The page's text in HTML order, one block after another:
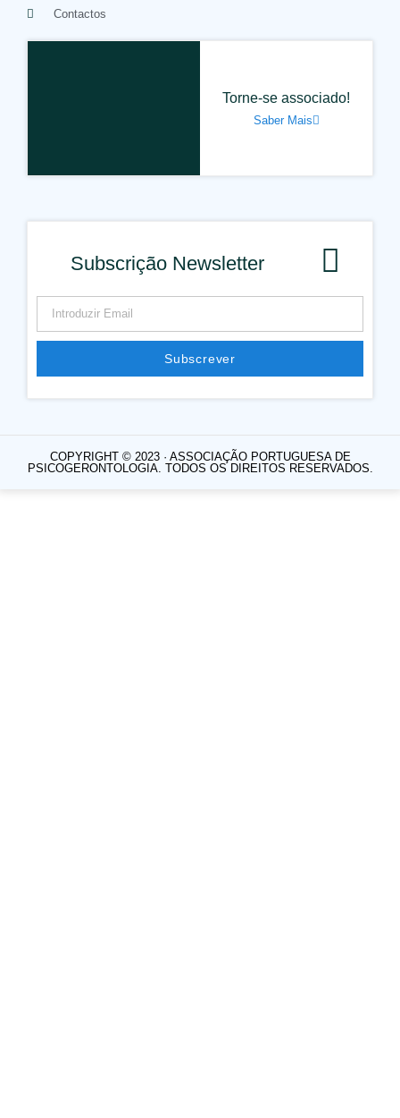
Contactos
Torne-se associado!
Saber Mais
Subscrição Newsletter
Subscrever
COPYRIGHT © 2023 · ASSOCIAÇÃO PORTUGUESA DE
PSICOGERONTOLOGIA. TODOS OS DIREITOS RESERVADOS.